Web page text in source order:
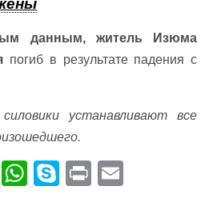
данным, житель Изюма
погиб в результате падения с
устанавливают все
Vi W S
k
Pr